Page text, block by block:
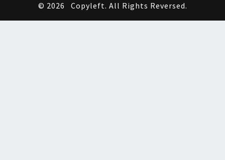
© 2026 Copyleft. All Rights Reversed.